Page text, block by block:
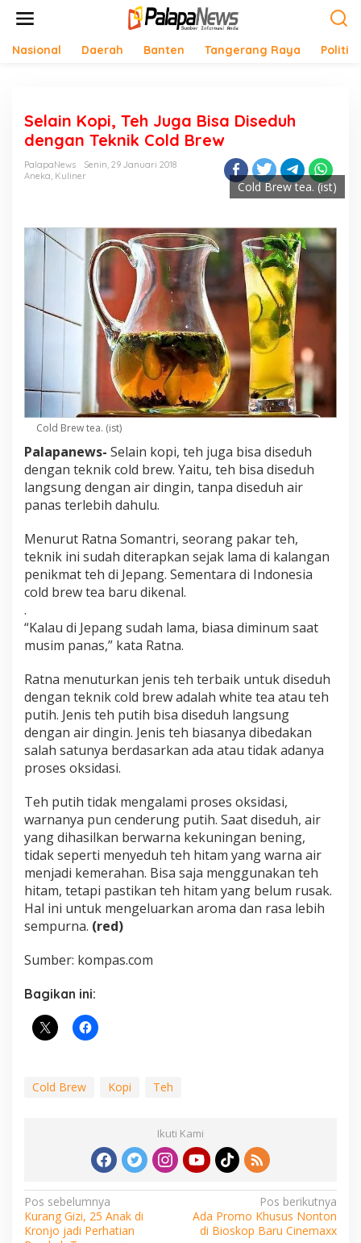
Nasional Daerah Banten Tangerang Raya Politik
Selain Kopi, Teh Juga Bisa Diseduh
dengan Teknik Cold Brew
PalapaNews
Senin, 29 Januari 2018
Aneka, Kuliner
Cold Brew tea. (ist)
Cold Brew tea. (ist)
Palapanews- Selain kopi, teh juga bisa diseduh
dengan teknik cold brew. Yaitu, teh bisa diseduh
langsung dengan air dingin, tanpa diseduh air
panas terlebih dahulu.
Menurut Ratna Somantri, seorang pakar teh,
teknik ini sudah diterapkan sejak lama di kalangan
penikmat teh di Jepang. Sementara di Indonesia
cold brew tea baru dikenal.
.
“Kalau di Jepang sudah lama, biasa diminum saat
musim panas,” kata Ratna.
Ratna menuturkan jenis teh terbaik untuk diseduh
dengan teknik cold brew adalah white tea atau teh
putih. Jenis teh putih bisa diseduh langsung
dengan air dingin. Jenis teh biasanya dibedakan
salah satunya berdasarkan ada atau tidak adanya
proses oksidasi.
Teh putih tidak mengalami proses oksidasi,
warnanya pun cenderung putih. Saat diseduh, air
yang dihasilkan berwarna kekuningan bening,
tidak seperti menyeduh teh hitam yang warna air
menjadi kemerahan. Bisa saja menggunakan teh
hitam, tetapi pastikan teh hitam yang belum rusak.
Hal ini untuk mengeluarkan aroma dan rasa lebih
sempurna. (red)
Sumber: kompas.com
Bagikan ini:
Cold Brew Kopi Teh
Ikuti Kami
Navigasi
pos
Pos sebelumnya
Kurang Gizi, 25 Anak di
Kronjo jadi Perhatian
Pos berikutnya
Ada Promo Khusus Nonton
di Bioskop Baru Cinemaxx